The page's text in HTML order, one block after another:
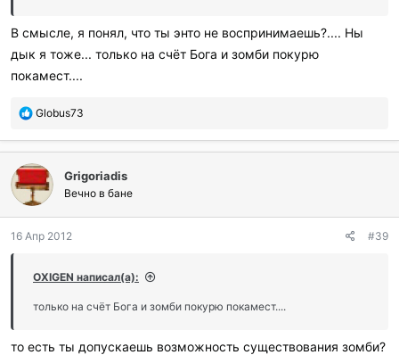
В смысле, я понял, что ты энто не воспринимаешь?.... Ны
дык я тоже... только на счёт Бога и зомби покурю
покамест....
П
б
а
г
о
а
и
и
Globus73
Grigoriadis
Вечно в бане
16 Апр 2012 #39
OXIGEN написал(а):
только на счёт Бога и зомби покурю покамест....
то есть ты допускаешь возможность существования зомби?